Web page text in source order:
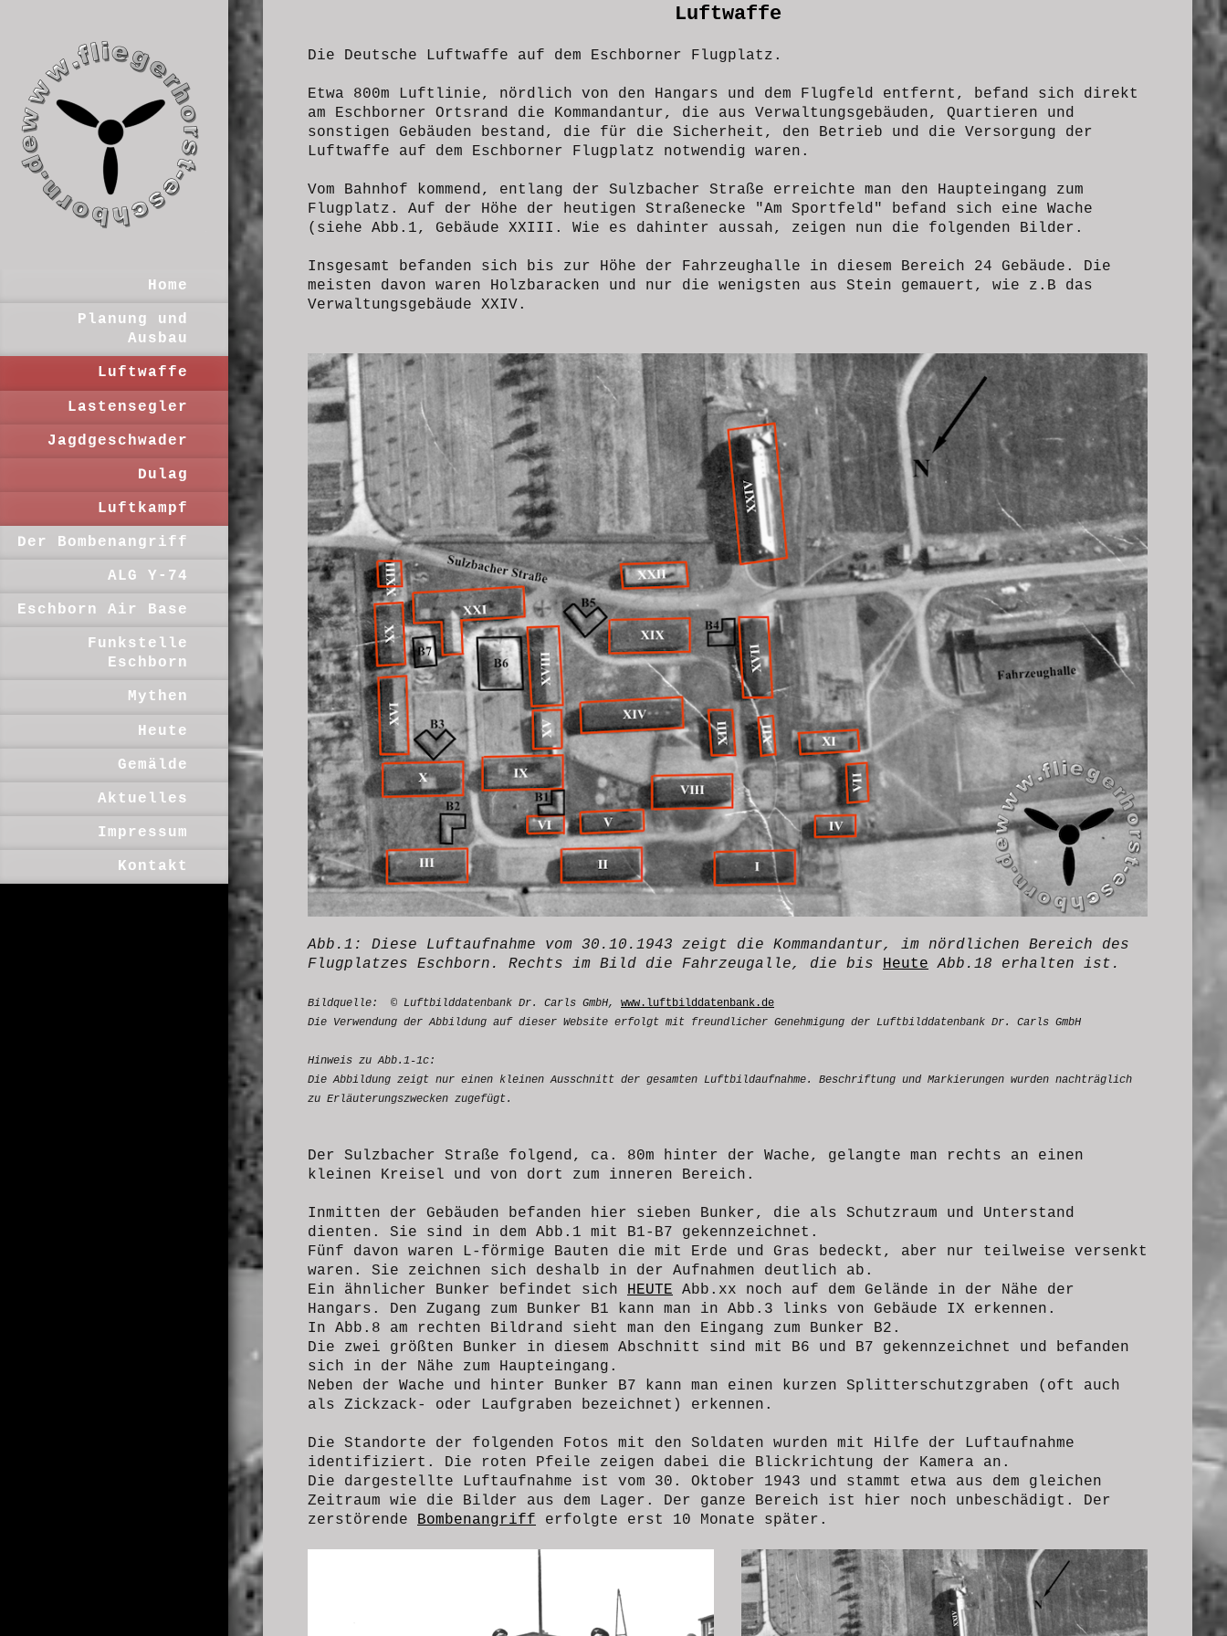
Home
Planung und
Ausbau
Luftwaffe
Lastensegler
Jagdgeschwader
Dulag
Luftkampf
Der Bombenangriff
ALG Y-74
Eschborn Air Base
Funkstelle
Eschborn
Mythen
Heute
Gemälde
Aktuelles
Impressum
Kontakt
Luftwaffe
Die Deutsche Luftwaffe auf dem Eschborner Flugplatz.
Etwa 800m Luftlinie, nördlich von den Hangars und dem Flugfeld entfernt, befand sich direkt
am Eschborner Ortsrand die Kommandantur, die aus Verwaltungsgebäuden, Quartieren und
sonstigen Gebäuden bestand, die für die Sicherheit, den Betrieb und die Versorgung der
Luftwaffe auf dem Eschborner Flugplatz notwendig waren.
Vom Bahnhof kommend, entlang der Sulzbacher Straße erreichte man den Haupteingang zum
Flugplatz. Auf der Höhe der heutigen Straßenecke "Am Sportfeld" befand sich eine Wache
(siehe Abb.1, Gebäude XXIII. Wie es dahinter aussah, zeigen nun die folgenden Bilder.
Insgesamt befanden sich bis zur Höhe der Fahrzeughalle in diesem Bereich 24 Gebäude. Die
meisten davon waren Holzbaracken und nur die wenigsten aus Stein gemauert, wie z.B das
Verwaltungsgebäude XXIV.
Abb.1: Diese Luftaufnahme vom 30.10.1943 zeigt die Kommandantur, im nördlichen Bereich des
Flugplatzes Eschborn. Rechts im Bild die Fahrzeugalle, die bis Heute Abb.18 erhalten ist.
Bildquelle: © Luftbilddatenbank Dr. Carls GmbH, www.luftbilddatenbank.de
Die Verwendung der Abbildung auf dieser Website erfolgt mit freundlicher Genehmigung der Luftbilddatenbank Dr. Carls GmbH
Hinweis zu Abb.1-1c:
Die Abbildung zeigt nur einen kleinen Ausschnitt der gesamten Luftbildaufnahme. Beschriftung und Markierungen wurden nachträglich
zu Erläuterungszwecken zugefügt.
Der Sulzbacher Straße folgend, ca. 80m hinter der Wache, gelangte man rechts an einen
kleinen Kreisel und von dort zum inneren Bereich.
Inmitten der Gebäuden befanden hier sieben Bunker, die als Schutzraum und Unterstand
dienten. Sie sind in dem Abb.1 mit B1-B7 gekennzeichnet.
Fünf davon waren L-förmige Bauten die mit Erde und Gras bedeckt, aber nur teilweise versenkt
waren. Sie zeichnen sich deshalb in der Aufnahmen deutlich ab.
Ein ähnlicher Bunker befindet sich HEUTE Abb.xx noch auf dem Gelände in der Nähe der
Hangars. Den Zugang zum Bunker B1 kann man in Abb.3 links von Gebäude IX erkennen.
In Abb.8 am rechten Bildrand sieht man den Eingang zum Bunker B2.
Die zwei größten Bunker in diesem Abschnitt sind mit B6 und B7 gekennzeichnet und befanden
sich in der Nähe zum Haupteingang.
Neben der Wache und hinter Bunker B7 kann man einen kurzen Splitterschutzgraben (oft auch
als Zickzack- oder Laufgraben bezeichnet) erkennen.
Die Standorte der folgenden Fotos mit den Soldaten wurden mit Hilfe der Luftaufnahme
identifiziert. Die roten Pfeile zeigen dabei die Blickrichtung der Kamera an.
Die dargestellte Luftaufnahme ist vom 30. Oktober 1943 und stammt etwa aus dem gleichen
Zeitraum wie die Bilder aus dem Lager. Der ganze Bereich ist hier noch unbeschädigt. Der
zerstörende Bombenangriff erfolgte erst 10 Monate später.